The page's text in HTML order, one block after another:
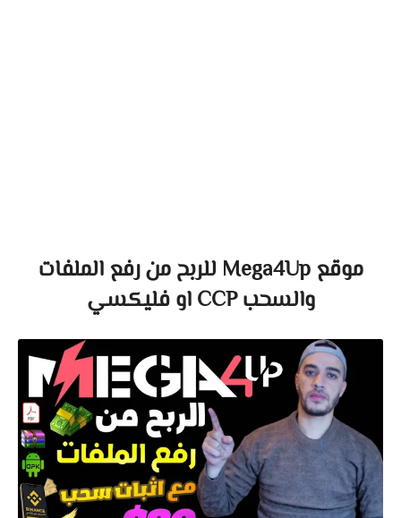
موقع Mega4Up للربح من رفع الملفات
والسحب CCP او فليكسي